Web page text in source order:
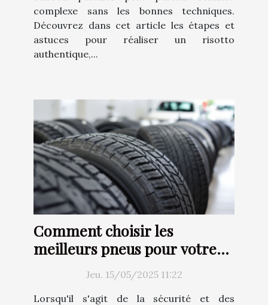
complexe sans les bonnes techniques.
Découvrez dans cet article les étapes et
astuces pour réaliser un risotto
authentique,...
Comment choisir les
meilleurs pneus pour votre
Jeu. 15/05/2025 11:22
Lorsqu'il s'agit de la sécurité et des